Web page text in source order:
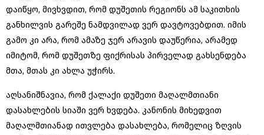
დაიწყო, მივხვდით, რომ დუშეთის რეგიონს ამ საკითხის
განხილვის გარეშე ნამდვილად ვერ დავტოვებდით. იმის
გამო კი არა, რომ ამაზე ჯერ არავის დაუწერია, არამედ
იმიტომ, რომ დუშეთზე ფიქრისას პირველად გახსენდება
მთა, მთას კი ახლა უჭირს.
აღსანიშნავია, რომ ქალაქი დუშეთი მაღალმთიანი
დასახლების სიაში ვერ ხვდება. კანონის მიხედვით
მაღალმთიანად ითვლება დასახლება, რომელიც ზღვის